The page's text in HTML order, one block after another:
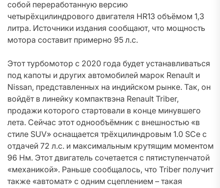
собой переработанную версию
четырёхцилиндрового двигателя HR13 объёмом 1,3
литра. Источники издания сообщают, что мощность
мотора составит примерно 95 л.с.
Этот турбомотор с 2020 года будет устанавливаться
под капоты и других автомобилей марок Renault и
Nissan, представленных на индийском рынке. Так, он
войдёт в линейку компактвэна Renault Triber,
продажи которого стартовали в конце минувшего
лета. Сейчас этот однообъёмник с внешностью «в
стиле SUV» оснащается трёхцилиндровым 1.0 SCe с
отдачей 72 л.с. и максимальным крутящим моментом
96 Нм. Этот двигатель сочетается с пятиступенчатой
«механикой». Раньше сообщалось, что Triber получит
также «автомат» с одним сцеплением – такая